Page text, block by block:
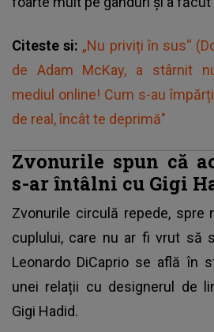
Citeste si: „Nu priviți în sus“
de Adam McKay, a stârnit
mediul online! Cum s-au
de real, încât te deprimă"
Zvonurile spun că
s-ar întâlni cu Gigi
Zvonurile circulă repede, spre
cuplului, care nu ar fi vrut să
Leonardo DiCaprio se află în
unei relații cu designerul de
Gigi Hadid.